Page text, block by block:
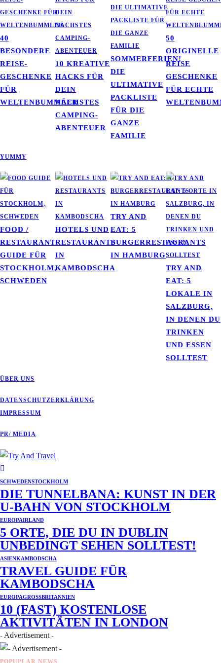
40
BESONDERE
REISE-
GESCHENKE
FÜR
WELTENBUMMLER
10 KREATIVE
HACKS FÜR
DEIN
NÄCHSTES
CAMPING-
ABENTEUER
SOMMERFERIEN!
DIE
ULTIMATIVE
PACKLISTE
FÜR DIE
GANZE
FAMILIE
50
ORIGINELLE
REISE
GESCHENKE
FÜR ECHTE
YUMMY
FOOD /
RESTAURANT
GUIDE FÜR
STOCKHOLM,
SCHWEDEN
HOTELS UND
RESTAURANTS
IN
KAMBODSCHA
TRY AND
EAT: 5
BURGERRESTAURANTS
IN HAMBURG
TRY AND
EAT: 5
LOKALE IN
SALZBURG,
IN DENEN DU
TRINKEN
UND ESSEN
SOLLTEST
ÜBER UNS
DATENSCHUTZERKLÄRUNG
IMPRESSUM
PR/ MEDIA
SCHWEDENSTOCKHOLM
DIE TUNNELBANA: KUNST IN DER
U-BAHN VON STOCKHOLM
EUROPAIRLAND
5 ORTE, DIE DU IN DUBLIN
UNBEDINGT SEHEN SOLLTEST!
ASIENKAMBODSCHA
TRAVEL GUIDE FÜR
KAMBODSCHA
EUROPAGROSSBRITANNIEN
10 (FAST) KOSTENLOSE
AKTIVITÄTEN IN LONDON
- Advertisement -